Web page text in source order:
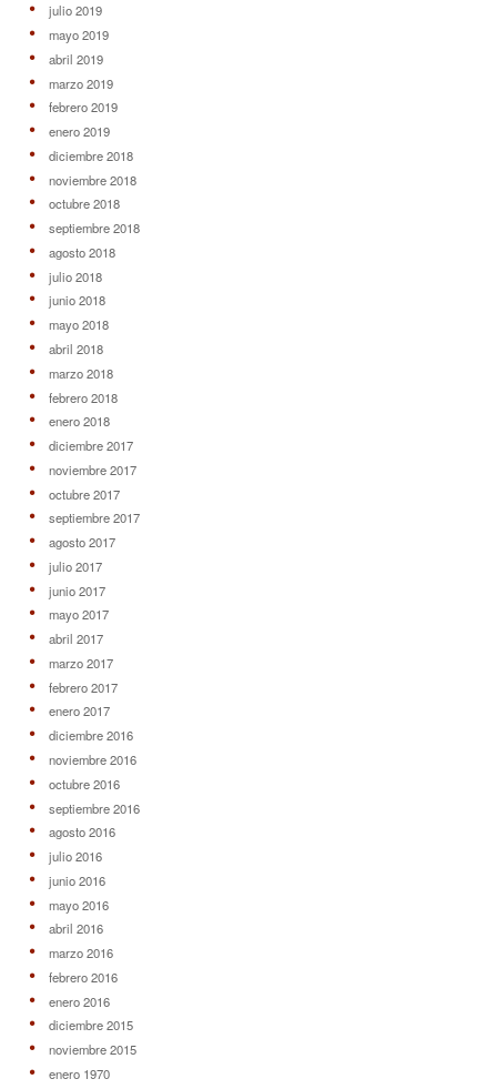
julio 2019
mayo 2019
abril 2019
marzo 2019
febrero 2019
enero 2019
diciembre 2018
noviembre 2018
octubre 2018
septiembre 2018
agosto 2018
julio 2018
junio 2018
mayo 2018
abril 2018
marzo 2018
febrero 2018
enero 2018
diciembre 2017
noviembre 2017
octubre 2017
septiembre 2017
agosto 2017
julio 2017
junio 2017
mayo 2017
abril 2017
marzo 2017
febrero 2017
enero 2017
diciembre 2016
noviembre 2016
octubre 2016
septiembre 2016
agosto 2016
julio 2016
junio 2016
mayo 2016
abril 2016
marzo 2016
febrero 2016
enero 2016
diciembre 2015
noviembre 2015
enero 1970